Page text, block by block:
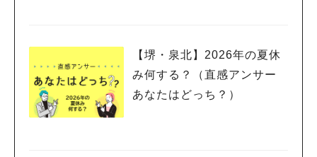
【堺・泉北】2026年の夏休
み何する？（直感アンサー
あなたはどっち？）